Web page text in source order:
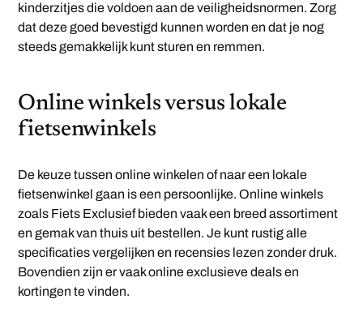
kinderzitjes die voldoen aan de veiligheidsnormen. Zorg
dat deze goed bevestigd kunnen worden en dat je nog
steeds gemakkelijk kunt sturen en remmen.
Online winkels versus lokale
fietsenwinkels
De keuze tussen online winkelen of naar een lokale
fietsenwinkel gaan is een persoonlijke. Online winkels
zoals Fiets Exclusief bieden vaak een breed assortiment
en gemak van thuis uit bestellen. Je kunt rustig alle
specificaties vergelijken en recensies lezen zonder druk.
Bovendien zijn er vaak online exclusieve deals en
kortingen te vinden.